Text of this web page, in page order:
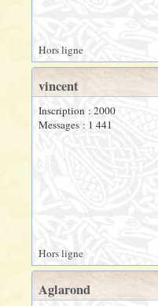
Hors ligne
vincent
Inscription : 2000
Messages : 1 441
Hors ligne
Aglarond